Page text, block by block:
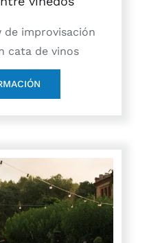
de improvisación
cata de vinos